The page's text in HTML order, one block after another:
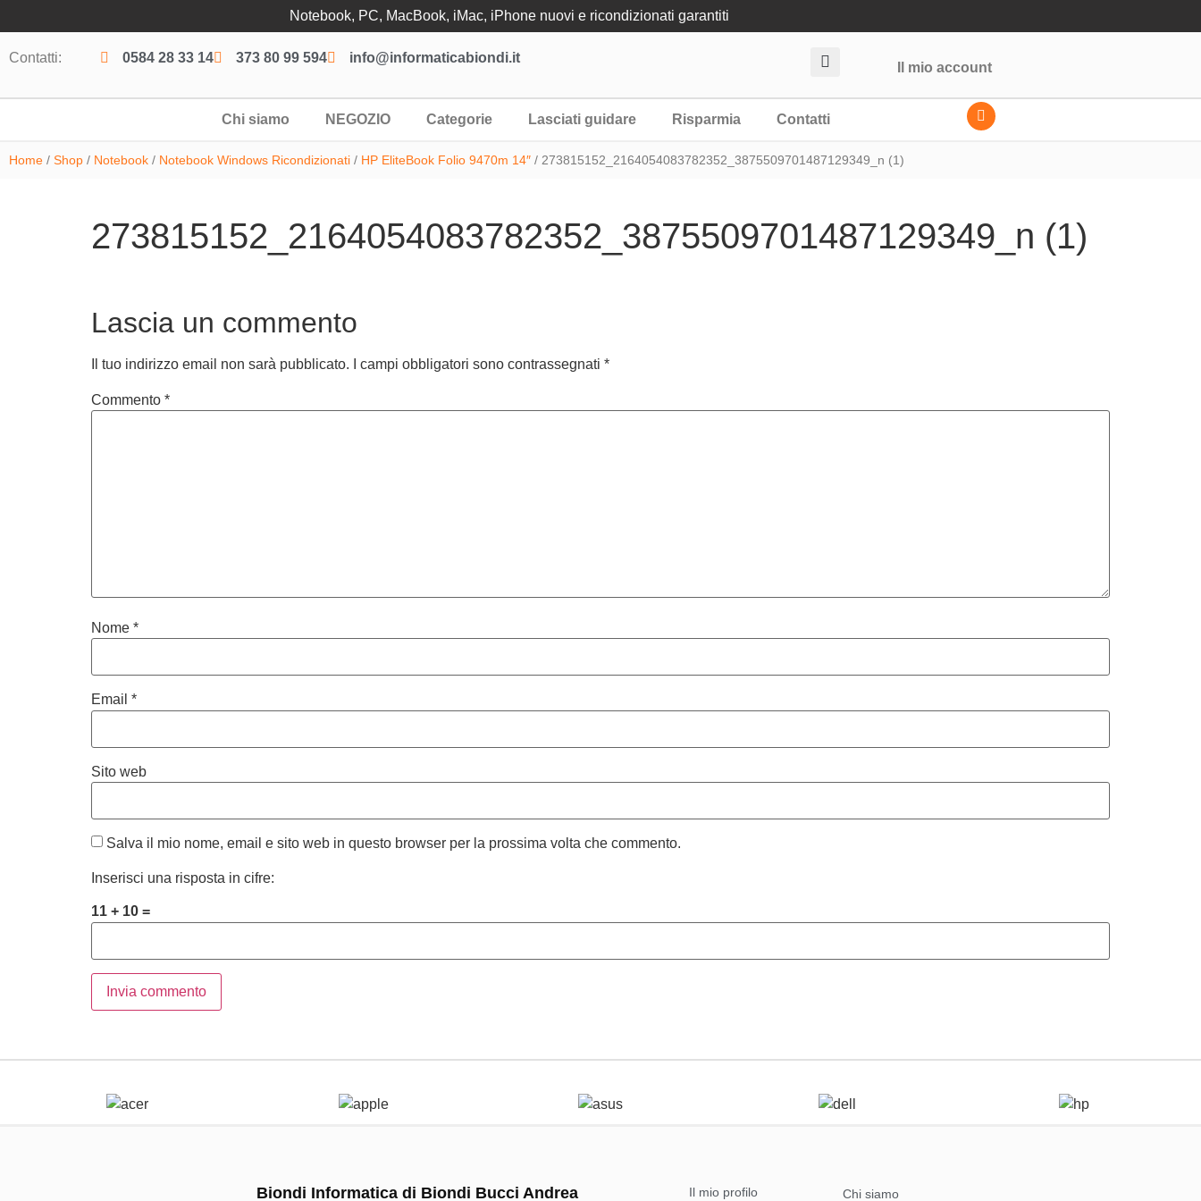
Notebook, PC, MacBook, iMac, iPhone nuovi e ricondizionati garantiti
Contatti: 0584 28 33 14 373 80 99 594 info@informaticabiondi.it
Il mio account
Chi siamo NEGOZIO Categorie Lasciati guidare Risparmia Contatti
Home / Shop / Notebook / Notebook Windows Ricondizionati / HP EliteBook Folio 9470m 14″ / 273815152_2164054083782352_3875509701487129349_n (1)
273815152_2164054083782352_3875509701487129349_n (1)
Lascia un commento
Il tuo indirizzo email non sarà pubblicato. I campi obbligatori sono contrassegnati *
Commento *
Nome *
Email *
Sito web
Salva il mio nome, email e sito web in questo browser per la prossima volta che commento.
Inserisci una risposta in cifre:
11 + 10 =
Biondi Informatica di Biondi Bucci Andrea Il mio profilo Chi siamo